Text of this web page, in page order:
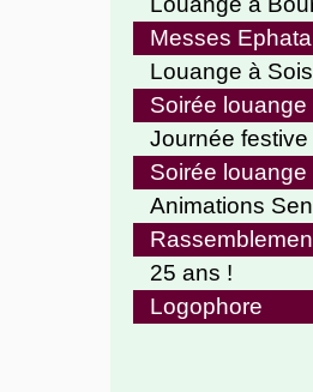
Messes
Louange à
Soirée
Journée festive
Soirée
Animations
25 ans !
Logophore